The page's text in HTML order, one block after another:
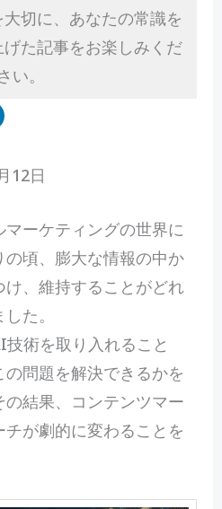
切に、あなたの常識を
た記事をお楽しみくだ
い。
12日
ーケティングの世界に
頃、膨大な情報の中か
け、維持することがどれ
た。
術を取り入れること
問題を解決できるかを
結果、コンテンツマー
が劇的に変わることを